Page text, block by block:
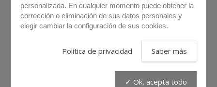
personalizada. En cualquier momento puede obtener la
corrección o eliminación de sus datos personales y
elegir cambiar la configuración de sus cookies.
Política de privacidad Saber más
✓ Ok, acepta todo